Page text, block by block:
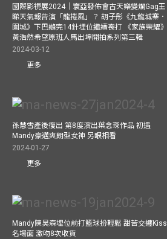
國際影視展2024｜寰亞發佈會古天樂變爛Gag王
睇天氣報告演「龍捲風」？ 胡子彤《九龍城寨．
圍城》下巴縫完14針埋位繼續喪打 《家族榮耀》
黃浩然希望原班人馬出埠開拍系列第三輯
2024-03-12
更多
孫慧雪產後復出 第8度演出葉念琛作品 初遇
Mandy豪邁爽朗型女神 另眼相看
2024-01-27
更多
Mandy陳昊森埋位前打籃球扮輕鬆 甜苦交纏Kiss
名場面 激吻8次收貨